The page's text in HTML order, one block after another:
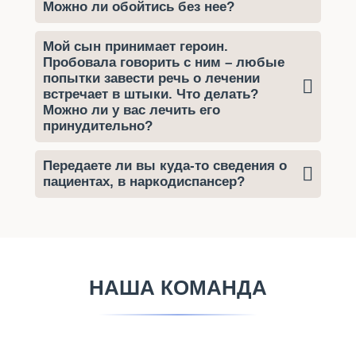
Можно ли обойтись без нее?
Мой сын принимает героин.
Пробовала говорить с ним – любые
попытки завести речь о лечении
встречает в штыки. Что делать?
Можно ли у вас лечить его
принудительно?
Передаете ли вы куда-то сведения о
пациентах, в наркодиспансер?
НАША КОМАНДА